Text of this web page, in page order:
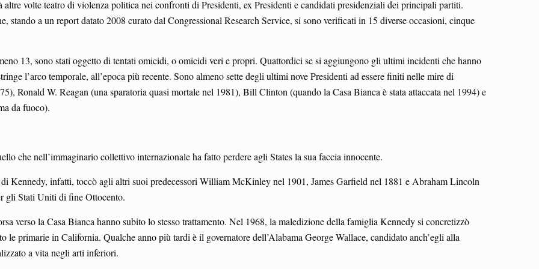
volte teatro di violenza politica nei confronti di Presidenti, ex Presidenti e candidati presidenziali dei principali partiti.
stando a un report datato 2008 curato dal Congressional Research Service, si sono verificati in 15 diverse occasioni, cinque
13, sono stati oggetto di tentati omicidi, o omicidi veri e propri. Quattordici se si aggiungono gli ultimi incidenti che hanno
l’arco temporale, all’epoca più recente. Sono almeno sette degli ultimi nove Presidenti ad essere finiti nelle mire di
Ronald W. Reagan (una sparatoria quasi mortale nel 1981), Bill Clinton (quando la Casa Bianca è stata attaccata nel 1994) e
da fuoco).
che nell’immaginario collettivo internazionale ha fatto perdere agli States la sua faccia innocente.
di Kennedy, infatti, toccò agli altri suoi predecessori William McKinley nel 1901, James Garfield nel 1881 e Abraham Lincoln
gli Stati Uniti di fine Ottocento.
verso la Casa Bianca hanno subito lo stesso trattamento. Nel 1968, la maledizione della famiglia Kennedy si concretizzò
le primarie in California. Qualche anno più tardi è il governatore dell’Alabama George Wallace, candidato anch’egli alla
a vita negli arti inferiori.